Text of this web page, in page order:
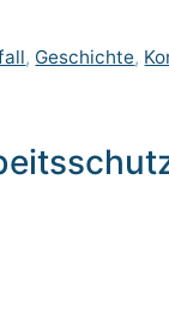
, Geschichte,